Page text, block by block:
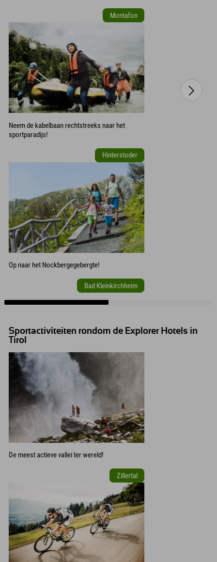
Montafon
Neem de kabelbaan rechtstreeks naar het
sportparadijs!
Hinterstoder
Op naar het Nockbergegebergte!
Bad Kleinkirchheim
Sportactiviteiten rondom de Explorer Hotels in
Tirol
De meest actieve vallei ter wereld!
Zillertal